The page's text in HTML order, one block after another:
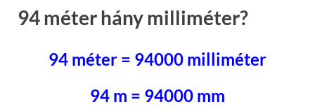
94 méter hány milliméter?
94 méter = 94000 milliméter
94 m = 94000 mm